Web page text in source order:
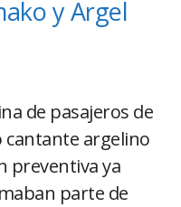
y Argel
de pasajeros de
cantante argelino
preventiva ya
parte de